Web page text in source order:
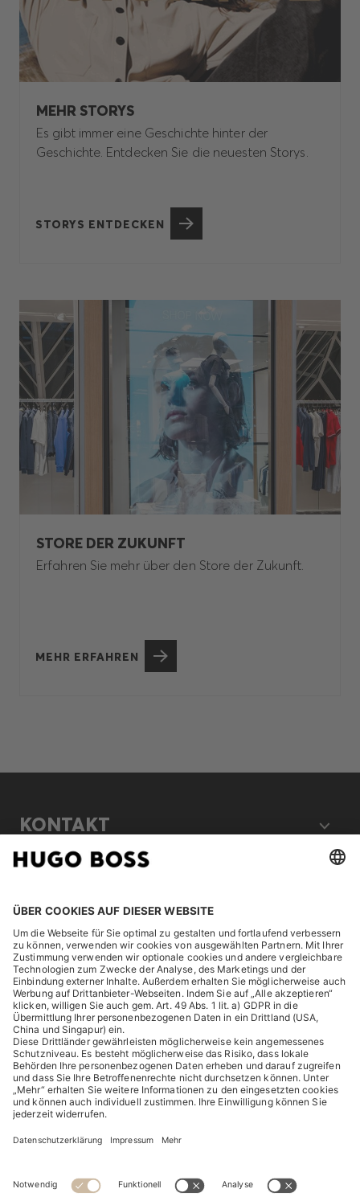
MEHR STORYS
Es gibt immer eine Geschichte hinter der
Geschichte. Entdecken Sie die neuesten Storys.
STORYS ENTDECKEN
STORE DER ZUKUNFT
Erfahren Sie mehr über den Store der Zukunft.
MEHR ERFAHREN
KONTAKT
ENTDECKEN
HUGO BOSS Corporate